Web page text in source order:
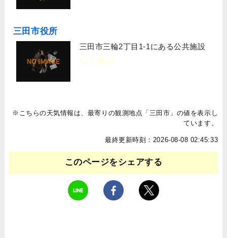
三田市役所
三田市三輪2丁目1-1にある公共施設
[公共施設]
※こちらの天気情報は、最寄りの観測地点「三田市」の値を表示し
ています。
最終更新時刻：2026-08-08 02:45:33
このページをシェアする